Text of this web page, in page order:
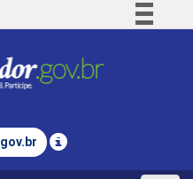
Comunica BR
Legislação
gov.br